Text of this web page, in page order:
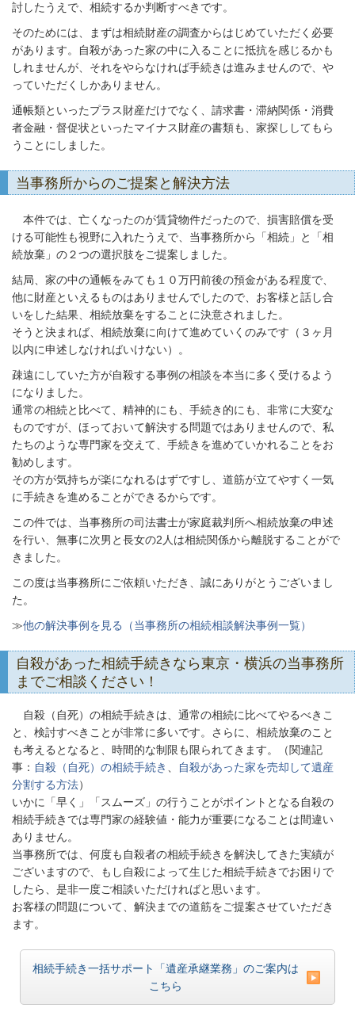
討したうえで、相続するか判断すべきです。
そのためには、まずは相続財産の調査からはじめていただく必要
があります。自殺があった家の中に入ることに抵抗を感じるかも
しれませんが、それをやらなければ手続きは進みませんので、や
っていただくしかありません。
通帳類といったプラス財産だけでなく、請求書・滞納関係・消費
者金融・督促状といったマイナス財産の書類も、家探ししてもら
うことにしました。
当事務所からのご提案と解決方法
本件では、亡くなったのが賃貸物件だったので、損害賠償を受
ける可能性も視野に入れたうえで、当事務所から「相続」と「相
続放棄」の２つの選択肢をご提案しました。
結局、家の中の通帳をみても１０万円前後の預金がある程度で、
他に財産といえるものはありませんでしたので、お客様と話し合
いをした結果、相続放棄をすることに決意されました。
そうと決まれば、相続放棄に向けて進めていくのみです（３ヶ月
以内に申述しなければいけない）。
疎遠にしていた方が自殺する事例の相談を本当に多く受けるよう
になりました。
通常の相続と比べて、精神的にも、手続き的にも、非常に大変な
ものですが、ほっておいて解決する問題ではありませんので、私
たちのような専門家を交えて、手続きを進めていかれることをお
勧めします。
その方が気持ちが楽になれるはずですし、道筋が立てやすく一気
に手続きを進めることができるからです。
この件では、当事務所の司法書士が家庭裁判所へ相続放棄の申述
を行い、無事に次男と長女の2人は相続関係から離脱することがで
きました。
この度は当事務所にご依頼いただき、誠にありがとうございまし
た。
≫他の解決事例を見る（当事務所の相続相談解決事例一覧）
自殺があった相続手続きなら東京・横浜の当事務所
までご相談ください！
自殺（自死）の相続手続きは、通常の相続に比べてやるべきこ
と、検討すべきことが非常に多いです。さらに、相続放棄のこと
も考えるとなると、時間的な制限も限られてきます。（関連記
事： 自殺（自死）の相続手続き
自殺があった家を売却して遺産
分割する方法）
いかに「早く」「スムーズ」の行うことがポイントとなる自殺の
相続手続きでは専門家の経験値・能力が重要になることは間違い
ありません。
当事務所では、何度も自殺者の相続手続きを解決してきた実績が
ございますので、もし自殺によって生じた相続手続きでお困りで
したら、是非一度ご相談いただければと思います。
お客様の問題について、解決までの道筋をご提案させていただき
ます。
相続手続き一括サポート「遺産承継業務」のご案内は
こちら